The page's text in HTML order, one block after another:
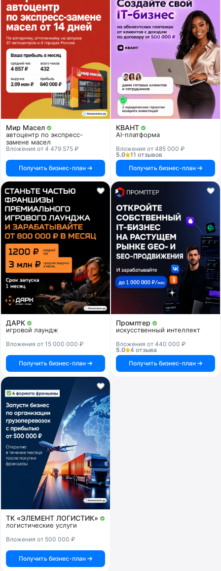
Мир Масел
автоцентр по экспресс-
замене масел
Вложения от 4 479 575 ₽
Получить бизнес-план
КВАНТ
AI-платформа
Вложения от 485 000 ₽
5.0
11 отзывов
Получить бизнес-план
ДАРК
игровой лаундж
Вложения от 15 000 000 ₽
Получить бизнес-план
Промптер
искусственный интеллект
Вложения от 440 000 ₽
5.0
4 отзыва
Получить бизнес-план
ТК «ЭЛЕМЕНТ ЛОГИСТИК»
логистические услуги
Вложения от 500 000 ₽
Получить бизнес-план